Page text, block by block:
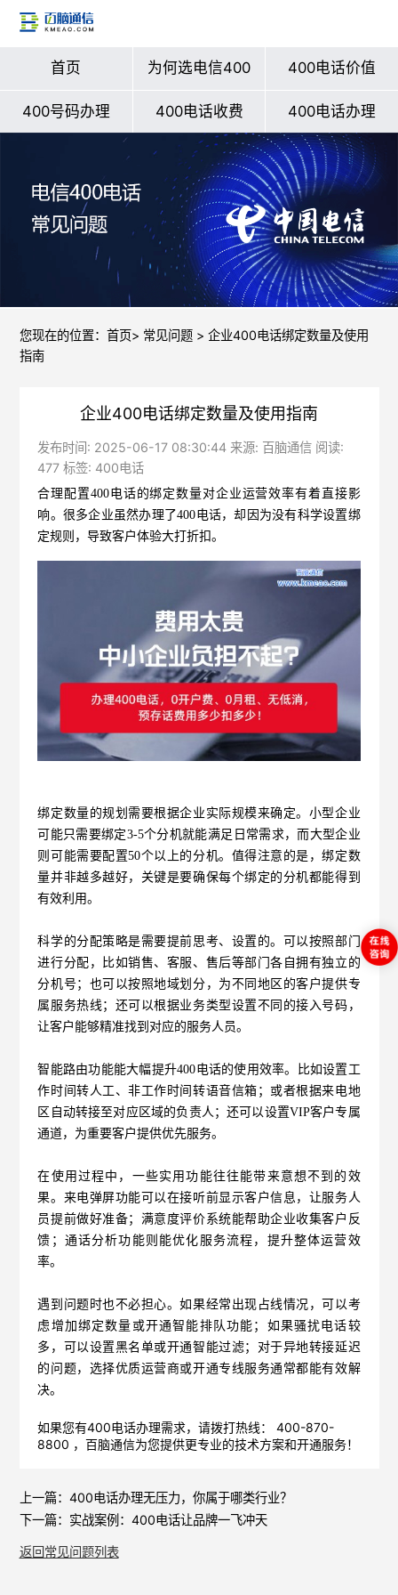
首页 为何选电信400 400电话价值
400号码办理 400电话收费 400电话办理
您现在的位置： 首页> 常见问题> 企业400电话绑定数量及使用
指南
企业400电话绑定数量及使用指南
发布时间: 2025-06-17 08:30:44 来源: 百脑通信 阅读:
477 标签: 400电话
合理配置400电话的绑定数量对企业运营效率有着直接影
响。很多企业虽然办理了400电话，却因为没有科学设置绑
定规则，导致客户体验大打折扣。
绑定数量的规划需要根据企业实际规模来确定。小型企业
可能只需要绑定3-5个分机就能满足日常需求，而大型企业
则可能需要配置50个以上的分机。值得注意的是，绑定数
量并非越多越好，关键是要确保每个绑定的分机都能得到
有效利用。
科学的分配策略是需要提前思考、设置的。可以按照部门
进行分配，比如销售、客服、售后等部门各自拥有独立的
分机号；也可以按照地域划分，为不同地区的客户提供专
属服务热线；还可以根据业务类型设置不同的接入号码，
让客户能够精准找到对应的服务人员。
智能路由功能能大幅提升400电话的使用效率。比如设置工
作时间转人工、非工作时间转语音信箱；或者根据来电地
区自动转接至对应区域的负责人；还可以设置VIP客户专属
通道，为重要客户提供优先服务。
在使用过程中，一些实用功能往往能带来意想不到的效
果。来电弹屏功能可以在接听前显示客户信息，让服务人
员提前做好准备；满意度评价系统能帮助企业收集客户反
馈；通话分析功能则能优化服务流程，提升整体运营效
率。
遇到问题时也不必担心。如果经常出现占线情况，可以考
虑增加绑定数量或开通智能排队功能；如果骚扰电话较
多，可以设置黑名单或开通智能过滤；对于异地转接延迟
的问题，选择优质运营商或开通专线服务通常都能有效解
决。
如果您有400电话办理需求，请拨打热线： 400-870-
8800 ，百脑通信为您提供更专业的技术方案和开通服务！
上一篇： 400电话办理无压力，你属于哪类行业？
下一篇： 实战案例：400电话让品牌一飞冲天
返回常见问题列表